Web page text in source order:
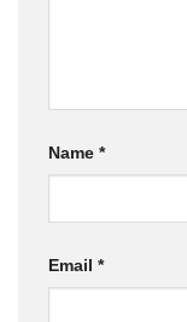
Name *
Email *